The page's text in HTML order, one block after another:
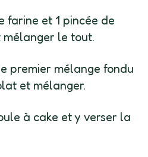
farine et 1 pincée de
le tout.
premier mélange fondu
et mélanger.
à cake et y verser la